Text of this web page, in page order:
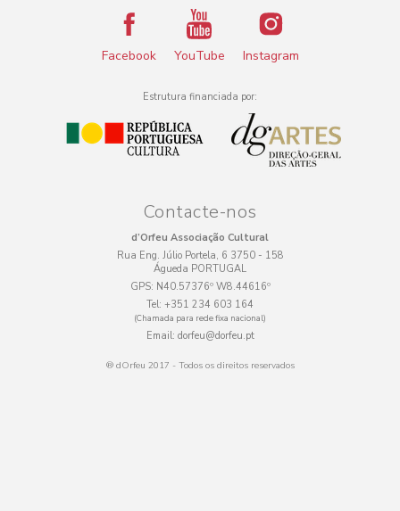
Facebook YouTube Instagram
Estrutura financiada por:
Contacte-nos
d’Orfeu Associação Cultural
Rua Eng. Júlio Portela, 6 3750 - 158
Águeda PORTUGAL
GPS: N40.57376º W8.44616º
Tel: +351 234 603 164
(Chamada para rede fixa nacional)
Email: dorfeu@dorfeu.pt
® dOrfeu 2017 - Todos os direitos reservados